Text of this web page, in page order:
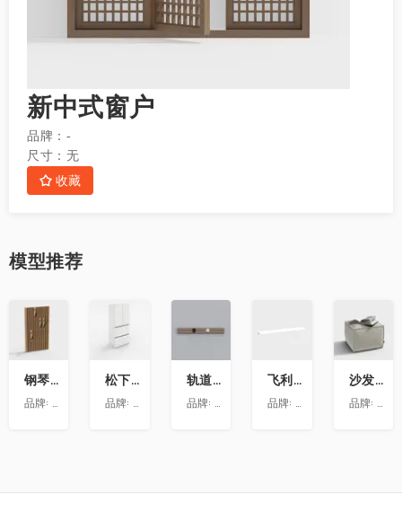
新中式窗户
品牌： -
尺寸： 无
收藏
模型推荐
钢琴键挂衣架9
品牌:
澳华装饰
藏
松下喜马拉雅 600L冰箱大溪地
品牌:
松下
藏
轨道插座9
品牌:
依百纳定制家具 全新VR上线 让您提前
飞利浦LS160灯带-低压灯带-100mm
品牌:
昕诺飞
收
藏
沙发凳坐墩
品牌:
澳华